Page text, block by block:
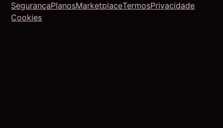
SegurançaPlanosMarketplaceTermosPrivacidade
Cookies